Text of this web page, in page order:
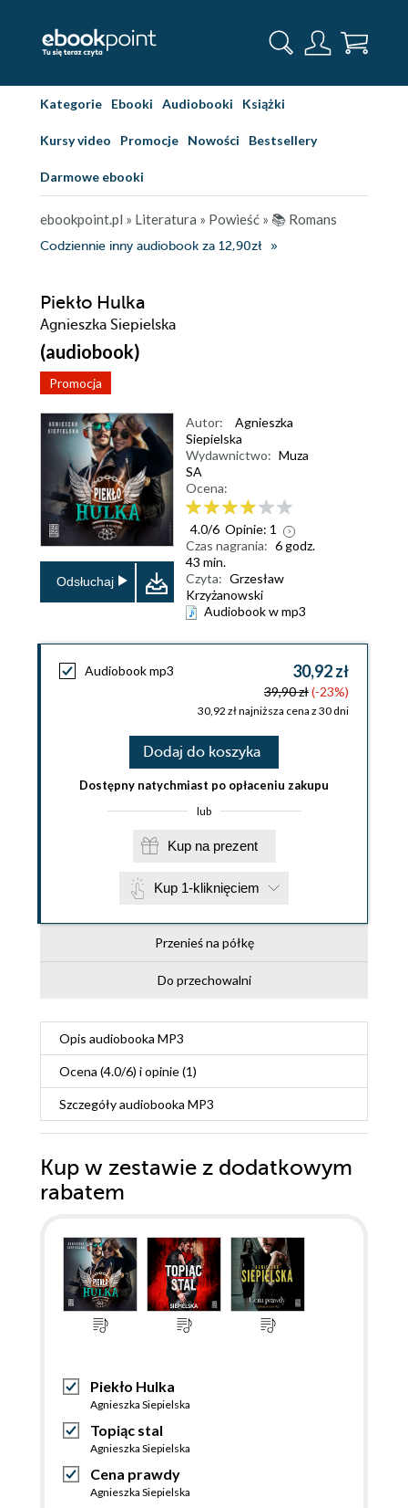
Kategorie Ebooki Audiobooki Książki
Kursy video Promocje Nowości Bestsellery
Darmowe ebooki
ebookpoint.pl » Literatura » Powieść » 📚 Romans
Codziennie inny audiobook za 12,90zł
Piekło Hulka
Agnieszka Siepielska
(audiobook)
Promocja
Odsłuchaj
Autor:
Agnieszka
Siepielska
Wydawnictwo: Muza
SA
Ocena:
4.0/6 Opinie: 1
Czas nagrania: 6 godz.
43 min.
Czyta: Grzesław
Krzyżanowski
Audiobook w mp3
Audiobook mp3 30,92 zł
39,90 zł(-23%)
30,92 zł najniższa cena z 30 dni
Dodaj do koszyka
Dostępny natychmiast po opłaceniu zakupu
lub
Kup na prezent
Kup 1-kliknięciem
Przenieś na półkę
Do przechowalni
Opis audiobooka MP3
Ocena (4.0/6) i opinie (1)
Szczegółyaudiobooka MP3
Kup w zestawie z dodatkowym
rabatem
Piekło Hulka
Agnieszka Siepielska
Topiąc stal
Agnieszka Siepielska
Cena prawdy
Agnieszka Siepielska